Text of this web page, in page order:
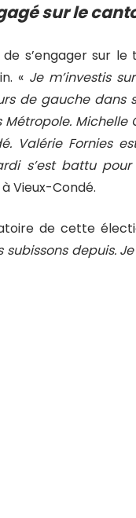
sur le
de s’engager sur
« Je m’investis
de gauche
Métropole.
Valérie Fornies
s’est battu
Vieux-Condé.
de cette
subissons depuis.